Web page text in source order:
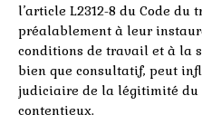
l’article L2312-8 du Code
préalablement à leur
conditions de travail et à la
bien que consultatif, peut
judiciaire de la légitimité du
contentieux.